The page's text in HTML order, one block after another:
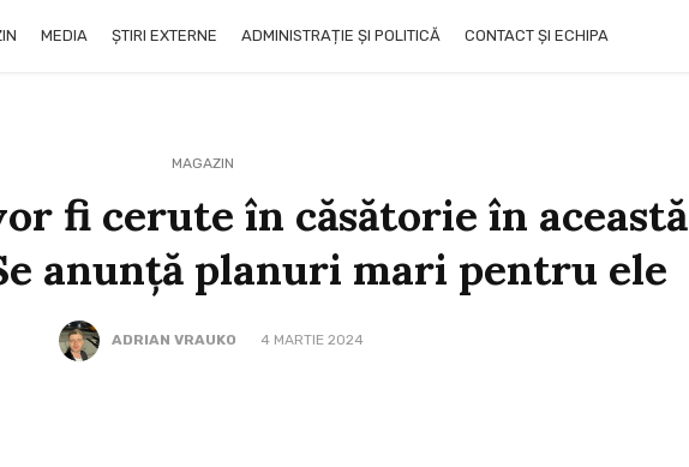
MEDIA ȘTIRI EXTERNE ADMINISTRAȚIE ȘI POLITICĂ CONTACT ȘI ECHIPA
MAGAZIN
fi cerute în căsătorie în această
anunță planuri mari pentru ele
ADRIAN VRAUKO 4 MARTIE 2024